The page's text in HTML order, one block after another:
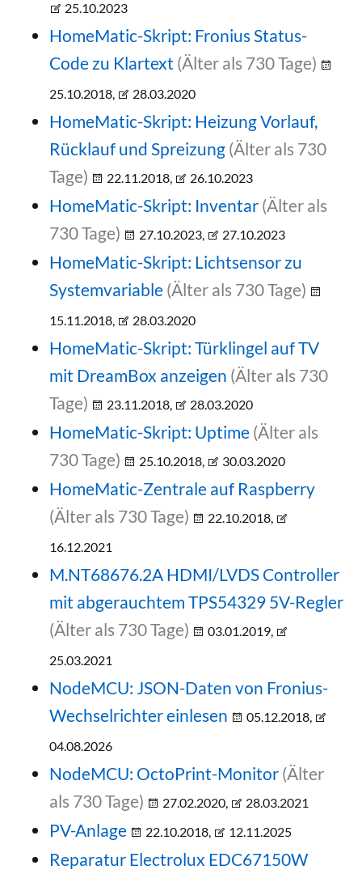
25.10.2023
HomeMatic-Skript: Fronius Status-
Code zu Klartext (Älter als 730 Tage)
25.10.2018, 28.03.2020
HomeMatic-Skript: Heizung Vorlauf,
Rücklauf und Spreizung (Älter als 730
Tage)
22.11.2018, 26.10.2023
HomeMatic-Skript: Inventar (Älter als
730 Tage)
27.10.2023, 27.10.2023
HomeMatic-Skript: Lichtsensor zu
Systemvariable (Älter als 730 Tage)
15.11.2018, 28.03.2020
HomeMatic-Skript: Türklingel auf TV
mit DreamBox anzeigen (Älter als 730
Tage)
23.11.2018, 28.03.2020
HomeMatic-Skript: Uptime (Älter als
730 Tage)
25.10.2018, 30.03.2020
HomeMatic-Zentrale auf Raspberry
(Älter als 730 Tage)
22.10.2018,
16.12.2021
M.NT68676.2A HDMI/LVDS Controller
mit abgerauchtem TPS54329 5V-Regler
(Älter als 730 Tage)
03.01.2019,
25.03.2021
NodeMCU: JSON-Daten von Fronius-
Wechselrichter einlesen
05.12.2018,
04.08.2026
NodeMCU: OctoPrint-Monitor (Älter
als 730 Tage)
27.02.2020, 28.03.2021
PV-Anlage 22.10.2018, 12.11.2025
Reparatur Electrolux EDC67150W